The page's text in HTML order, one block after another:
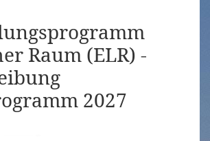
Raum (ELR) -
2027